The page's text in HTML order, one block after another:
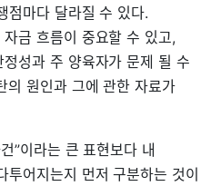
점마다 달라질 수 있다.
금 흐름이 중요할 수 있고,
성과 주 양육자가 문제 될 수
의 원인과 그에 관한 자료가
”이라는 큰 표현보다 내
어지는지 먼저 구분하는 것이